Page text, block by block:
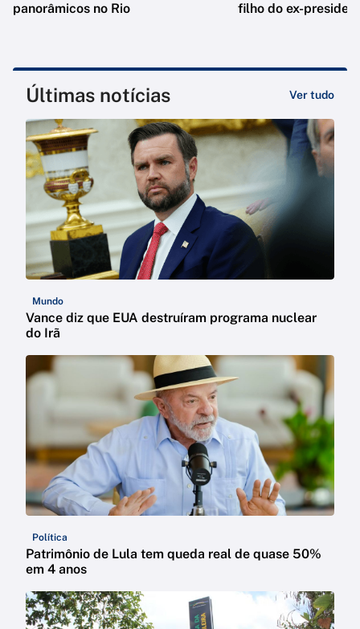
panorâmicos no Rio
filho do ex-
Últimas notícias Ver tudo
Mundo
Vance diz que EUA destruíram programa nuclear
do Irã
Política
Patrimônio de Lula tem queda real de quase 50%
em 4 anos